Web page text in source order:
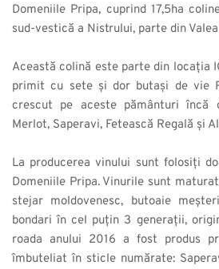
Domeniile Pripa, cuprind 17,5ha
sud-vestică a Nistrului, parte din
Această colină este parte din locația
primit cu sete și dor butași de vie
crescut pe aceste pământuri încă
Merlot, Saperavi, Fetească Regală și
La producerea vinului sunt folosiți
Domeniile Pripa. Vinurile sunt
stejar moldovenesc, butoaie
bondari în cel puțin 3 generații,
roada anului 2016 a fost produs
îmbuteliat în sticle numărate: